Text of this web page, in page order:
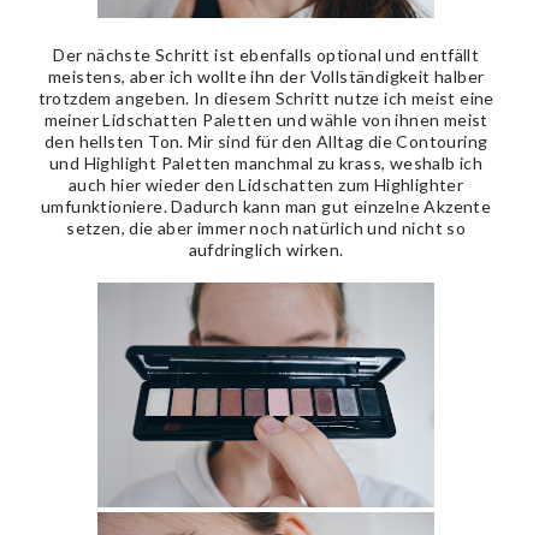
Der nächste Schritt ist ebenfalls optional und entfällt
meistens, aber ich wollte ihn der Vollständigkeit halber
trotzdem angeben. In diesem Schritt nutze ich meist eine
meiner Lidschatten Paletten und wähle von ihnen meist
den hellsten Ton. Mir sind für den Alltag die Contouring
und Highlight Paletten manchmal zu krass, weshalb ich
auch hier wieder den Lidschatten zum Highlighter
umfunktioniere. Dadurch kann man gut einzelne Akzente
setzen, die aber immer noch natürlich und nicht so
aufdringlich wirken.